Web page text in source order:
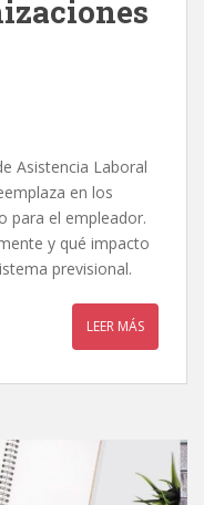
Asistencia Laboral
en los
para el empleador.
y qué impacto
previsional.
LEER MÁS